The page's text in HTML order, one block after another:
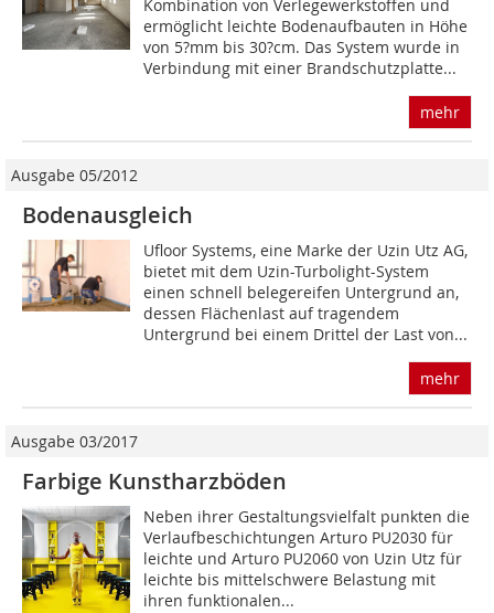
Kombination von Verlegewerkstoffen und
ermöglicht leichte Bodenaufbauten in Höhe
von 5?mm bis 30?cm. Das System wurde in
Verbindung mit einer Brandschutzplatte...
mehr
Ausgabe 05/2012
Bodenausgleich
Ufloor Systems, eine Marke der Uzin Utz AG,
bietet mit dem Uzin-Turbolight-System
einen schnell belegereifen Untergrund an,
dessen Flächenlast auf tragendem
Untergrund bei einem Drittel der Last von...
mehr
Ausgabe 03/2017
Farbige Kunstharzböden
Neben ihrer Gestaltungsvielfalt punkten die
Verlaufbeschichtungen Arturo PU2030 für
leichte und Arturo PU2060 von Uzin Utz für
leichte bis mittelschwere Belastung mit
ihren funktionalen...